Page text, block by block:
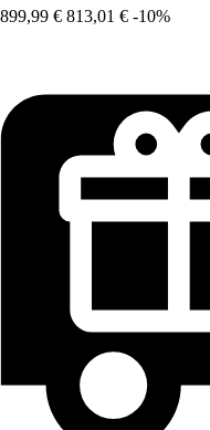
899,99 € 813,01 € -10%